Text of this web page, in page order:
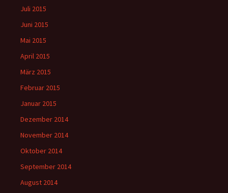
Juli 2015
Juni 2015
Mai 2015
April 2015
März 2015
Februar 2015
Januar 2015
Dezember 2014
November 2014
Oktober 2014
September 2014
August 2014